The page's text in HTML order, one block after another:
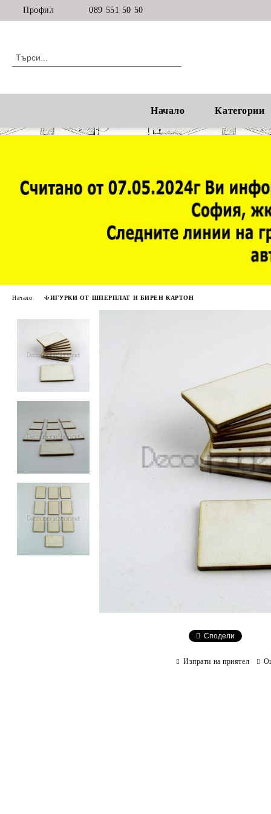
Профил 089 551 50 50
Начало Категории
Начало ФИГУРКИ ОТ ШПЕРПЛАТ И БИРЕН КАРТОН
Сподели
Изпрати на приятел